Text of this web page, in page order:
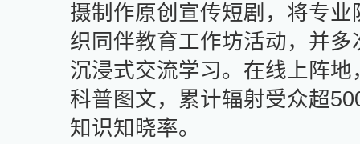
摄制作原创宣传短剧，将专
织同伴教育工作坊活动，并
沉浸式交流学习。在线上阵
科普图文，累计辐射受众超
知识知晓率。